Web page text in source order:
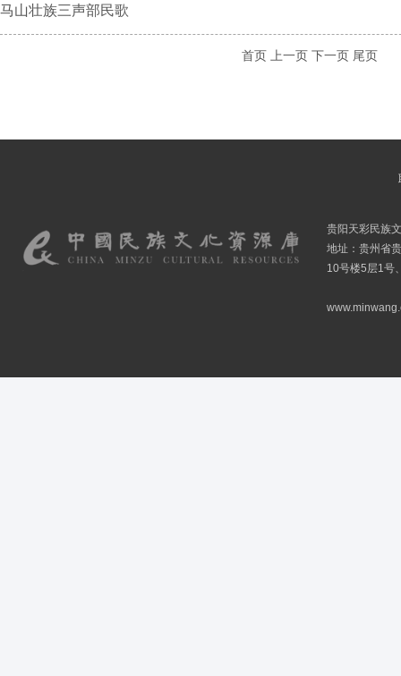
马山壮族三声部民歌
首页 上一页 下一页 尾页
贵阳天彩民族
地址：贵州省
10号楼5层1号